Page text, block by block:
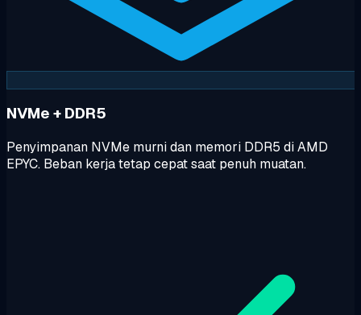
NVMe + DDR5
Penyimpanan NVMe murni dan memori DDR5 di AMD
EPYC. Beban kerja tetap cepat saat penuh muatan.